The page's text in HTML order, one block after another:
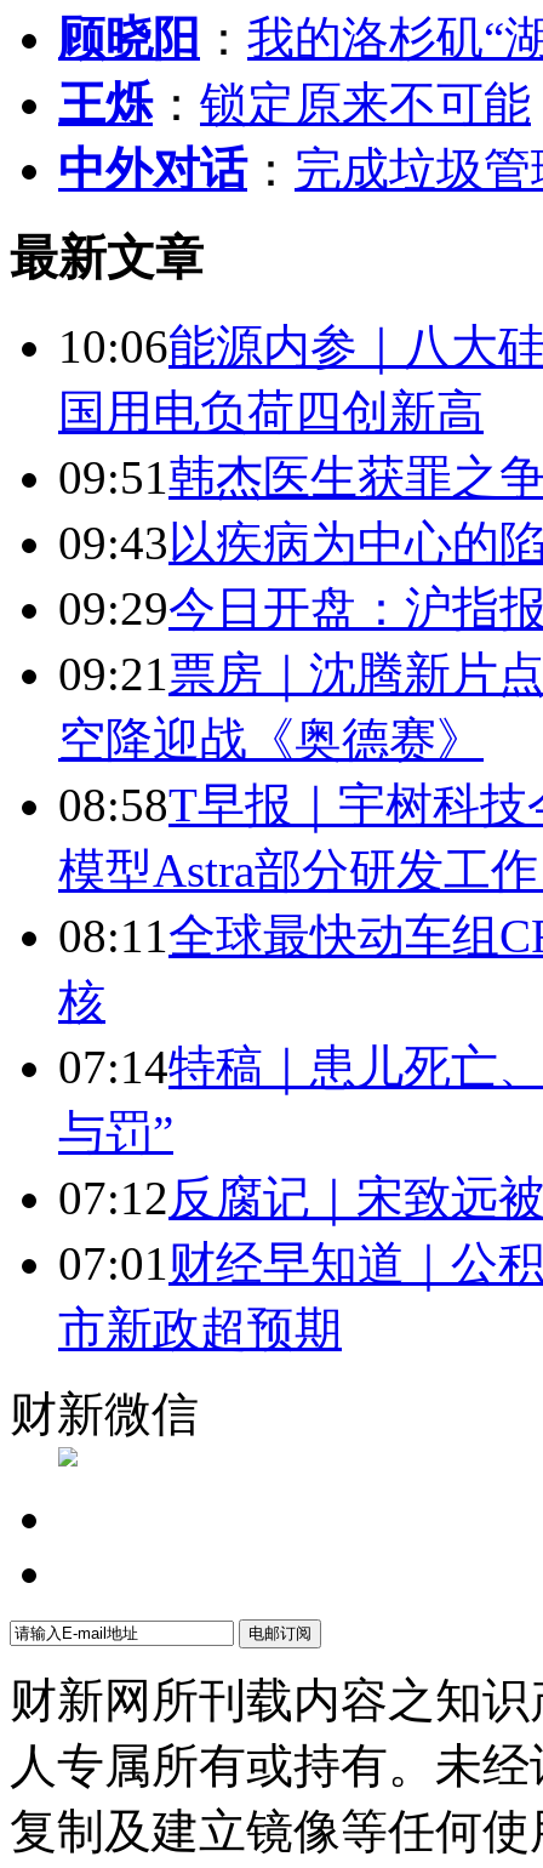
顾晓阳 ： 我的洛杉矶“
王烁： 锁定原来不可能
中外对话： 完成垃圾管
最新文章
10:06能源内参｜八大
国用电负荷四创新高
09:51韩杰医生获罪之
09:43以疾病为中心的
09:29今日开盘：沪指
09:21票房｜沈腾新片
空降迎战《奥德赛》
08:58T早报｜宇树科
模型Astra部分研发工
08:11全球最快动车组
核
07:14特稿｜患儿死亡
与罚”
07:12反腐记｜宋致远
07:01财经早知道｜公
市新政超预期
财新微信
财新网所刊载内容之知
人专属所有或持有。未
复制及建立镜像等任何使